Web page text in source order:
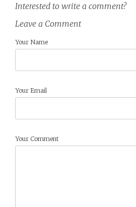
Interested to write a comment?
Leave a Comment
Your Name
Your Email
Your Comment